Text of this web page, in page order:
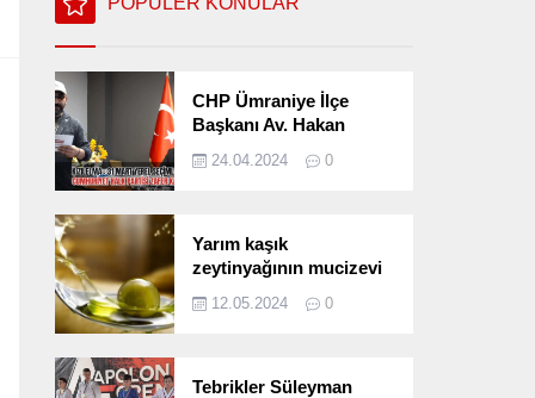
CHP Ümraniye İlçe
Başkanı Av. Hakan
Seçimlerini
24.04.2024 0
Yarım kaşık
zeytinyağının mucizevi
12.05.2024 0
Tebrikler Süleyman